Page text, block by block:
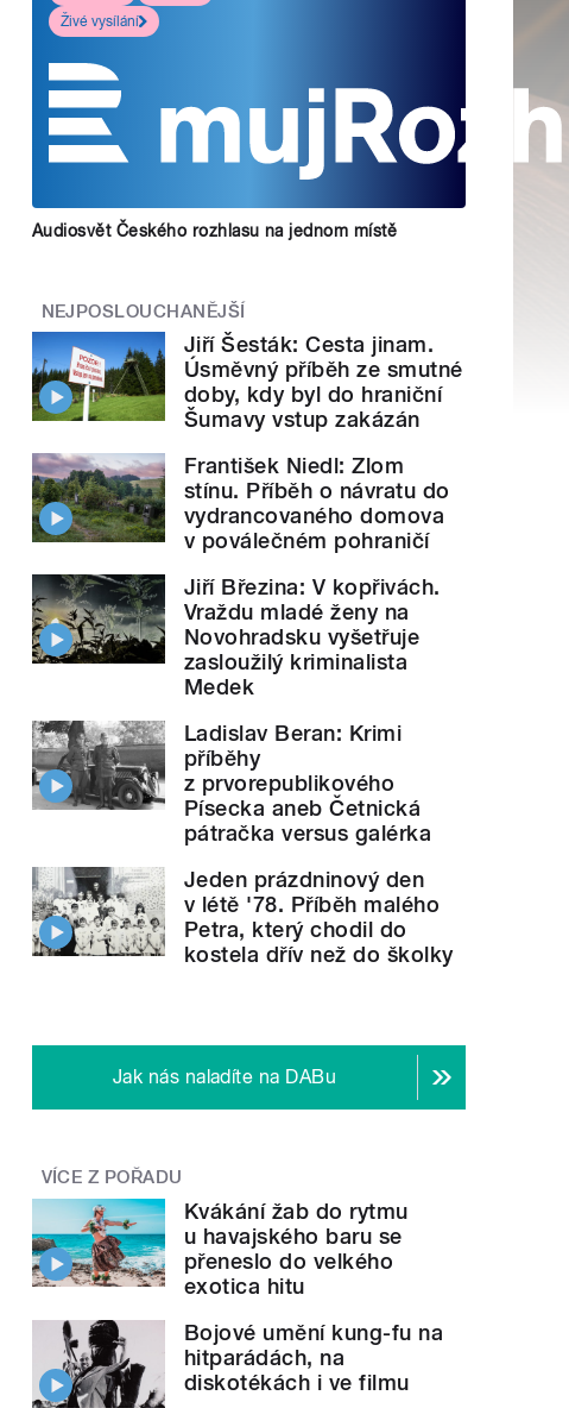
Živé vysílání
Audiosvět Českého rozhlasu na jednom místě
NEJPOSLOUCHANĚJŠÍ
Jiří Šesták: Cesta jinam.
Úsměvný příběh ze smutné
doby, kdy byl do hraniční
Šumavy vstup zakázán
František Niedl: Zlom
stínu. Příběh o návratu do
vydrancovaného domova
v poválečném pohraničí
Jiří Březina: V kopřivách.
Vraždu mladé ženy na
Novohradsku vyšetřuje
zasloužilý kriminalista
Medek
Ladislav Beran: Krimi
příběhy
z prvorepublikového
Písecka aneb Četnická
pátračka versus galérka
Jeden prázdninový den
v létě '78. Příběh malého
Petra, který chodil do
kostela dřív než do školky
Jak nás naladíte na DABu
VÍCE Z POŘADU
Kvákání žab do rytmu
u havajského baru se
přeneslo do velkého
exotica hitu
Bojové umění kung-fu na
hitparádách, na
diskotékách i ve filmu